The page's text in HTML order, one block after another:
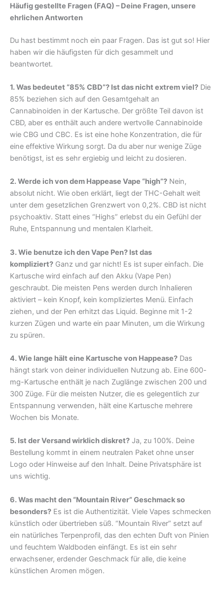
Häufig gestellte Fragen (FAQ) – Deine Fragen, unsere
ehrlichen Antworten
Du hast bestimmt noch ein paar Fragen. Das ist gut so! Hier
haben wir die häufigsten für dich gesammelt und
beantwortet.
1. Was bedeutet “85% CBD”? Ist das nicht extrem viel? Die
85% beziehen sich auf den Gesamtgehalt an
Cannabinoiden in der Kartusche. Der größte Teil davon ist
CBD, aber es enthält auch andere wertvolle Cannabinoide
wie CBG und CBC. Es ist eine hohe Konzentration, die für
eine effektive Wirkung sorgt. Da du aber nur wenige Züge
benötigst, ist es sehr ergiebig und leicht zu dosieren.
2. Werde ich von dem Happease Vape “high”? Nein,
absolut nicht. Wie oben erklärt, liegt der THC-Gehalt weit
unter dem gesetzlichen Grenzwert von 0,2%. CBD ist nicht
psychoaktiv. Statt eines “Highs” erlebst du ein Gefühl der
Ruhe, Entspannung und mentalen Klarheit.
3. Wie benutze ich den Vape Pen? Ist das
kompliziert? Ganz und gar nicht! Es ist super einfach. Die
Kartusche wird einfach auf den Akku (Vape Pen)
geschraubt. Die meisten Pens werden durch Inhalieren
aktiviert – kein Knopf, kein kompliziertes Menü. Einfach
ziehen, und der Pen erhitzt das Liquid. Beginne mit 1-2
kurzen Zügen und warte ein paar Minuten, um die Wirkung
zu spüren.
4. Wie lange hält eine Kartusche von Happease? Das
hängt stark von deiner individuellen Nutzung ab. Eine 600-
mg-Kartusche enthält je nach Zuglänge zwischen 200 und
300 Züge. Für die meisten Nutzer, die es gelegentlich zur
Entspannung verwenden, hält eine Kartusche mehrere
Wochen bis Monate.
5. Ist der Versand wirklich diskret? Ja, zu 100%. Deine
Bestellung kommt in einem neutralen Paket ohne unser
Logo oder Hinweise auf den Inhalt. Deine Privatsphäre ist
uns wichtig.
6. Was macht den “Mountain River” Geschmack so
besonders? Es ist die Authentizität. Viele Vapes schmecken
künstlich oder übertrieben süß. “Mountain River” setzt auf
ein natürliches Terpenprofil, das den echten Duft von Pinien
und feuchtem Waldboden einfängt. Es ist ein sehr
erwachsener, erdender Geschmack für alle, die keine
künstlichen Aromen mögen.